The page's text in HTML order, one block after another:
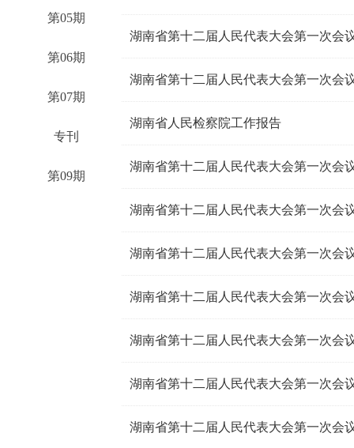
第05期
第06期
第07期
专刊
第09期
湖南省第十二届人民代表大会第一次会
湖南省第十二届人民代表大会第一次会
湖南省人民检察院工作报告
湖南省第十二届人民代表大会第一次会
湖南省第十二届人民代表大会第一次会
湖南省第十二届人民代表大会第一次会
湖南省第十二届人民代表大会第一次会